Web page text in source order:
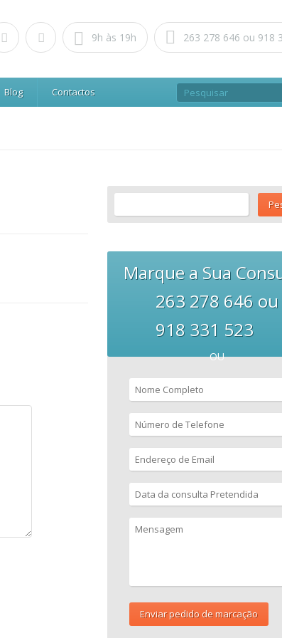
9h às 19h 263 278 646 ou 918
Blog Contactos
Marque a Sua
263 278 646 ou
918 331 523
OU